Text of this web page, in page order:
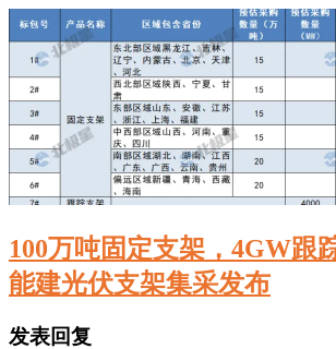
100万吨固定支架，4GW跟
能建光伏支架集采发布
发表回复